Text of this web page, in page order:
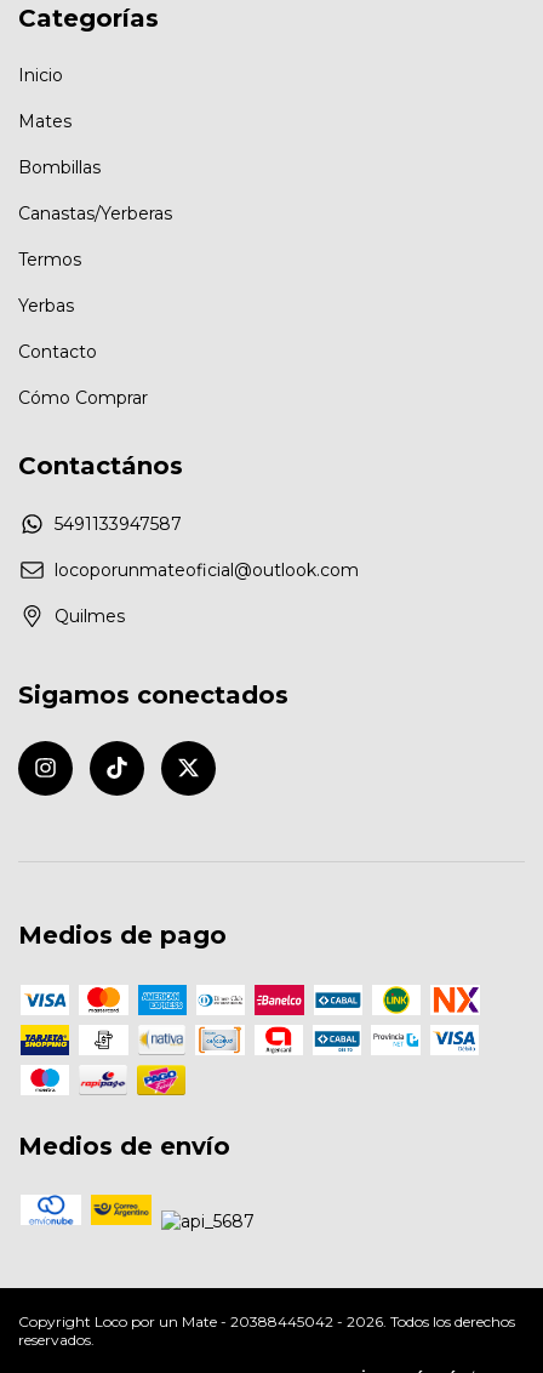
Categorías
Inicio
Mates
Bombillas
Canastas/Yerberas
Termos
Yerbas
Contacto
Cómo Comprar
Contactános
5491133947587
locoporunmateoficial@outlook.com
Quilmes
Sigamos conectados
Medios de pago
Medios de envío
Copyright Loco por un Mate - 20388445042 - 2026. Todos los derechos
reservados.